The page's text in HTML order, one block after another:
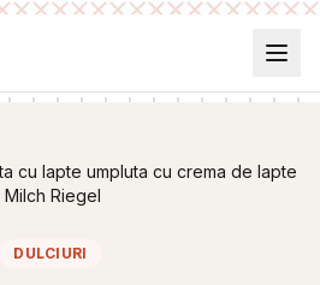
cu lapte umpluta cu crema de lapte
Riegel
DULCIURI